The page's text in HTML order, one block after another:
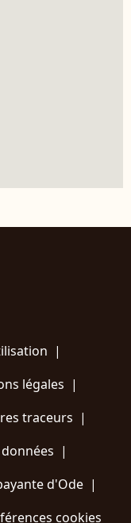
|
légales |
traceurs |
|
d'Ode |
cookies